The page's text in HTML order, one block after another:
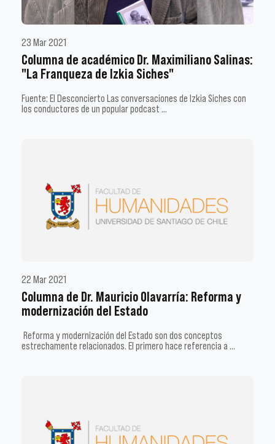
23 Mar 2021
Columna de académico Dr. Maximiliano Salinas:
"La Franqueza de Izkia Siches"
Fuente: El Desconcierto Las conversaciones de Izkia Siches con
los conductores de un popular podcast …
22 Mar 2021
Columna de Dr. Mauricio Olavarría: Reforma y
modernización del Estado
Reforma y modernización del Estado son dos conceptos
estrechamente relacionados. El primero hace referencia a …